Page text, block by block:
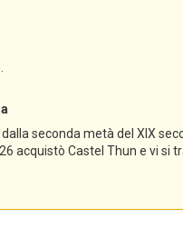
seconda metà del XIX
acquistò Castel Thun e vi si